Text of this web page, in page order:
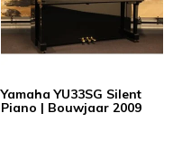
Yamaha YU33SG Silent
Piano | Bouwjaar 2009